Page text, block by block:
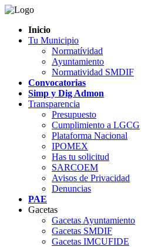
Inicio
Tu Municipio
Normatívidad
Ayuntamiento
Normatividad SMDIF
Convocatorias
Simp y Dig Admon
Transparencia
Presupuesto
Cumplimiento a LGCG
Plataforma Nacional
IPOMEX
Has tu solicitud
SARCOEM
Avisos de Privacidad
Denuncias
PAE
Gacetas
Gacetas Ayuntamiento
Gacetas SMDIF
Gacetas IMCUFIDE